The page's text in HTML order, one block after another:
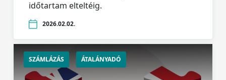
időtartam elteltéig.
2026.02.02.
SZÁMLÁZÁS ÁTALÁNYADÓ